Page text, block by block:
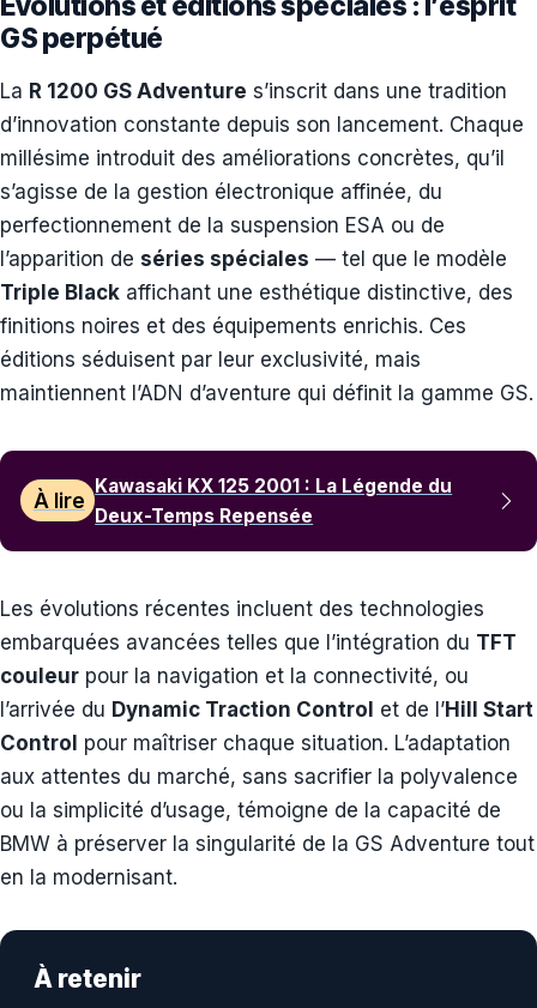
GS perpétué
La R 1200 GS Adventure s’inscrit dans une tradition
d’innovation constante depuis son lancement. Chaque
millésime introduit des améliorations concrètes, qu’il
s’agisse de la gestion électronique affinée, du
perfectionnement de la suspension ESA ou de
l’apparition de séries spéciales — tel que le modèle
Triple Black affichant une esthétique distinctive, des
finitions noires et des équipements enrichis. Ces
éditions séduisent par leur exclusivité, mais
maintiennent l’ADN d’aventure qui définit la gamme GS.
À lire
Kawasaki KX 125 2001 : La Légende du
Deux-Temps Repensée
Les évolutions récentes incluent des technologies
embarquées avancées telles que l’intégration du TFT
couleur pour la navigation et la connectivité, ou
l’arrivée du Dynamic Traction Control et de l’Hill Start
Control pour maîtriser chaque situation. L’adaptation
aux attentes du marché, sans sacrifier la polyvalence
ou la simplicité d’usage, témoigne de la capacité de
BMW à préserver la singularité de la GS Adventure tout
en la modernisant.
À retenir